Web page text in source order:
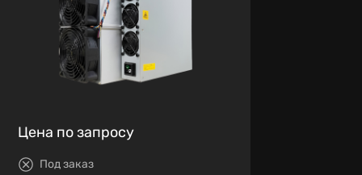
Цена по запросу
Под заказ